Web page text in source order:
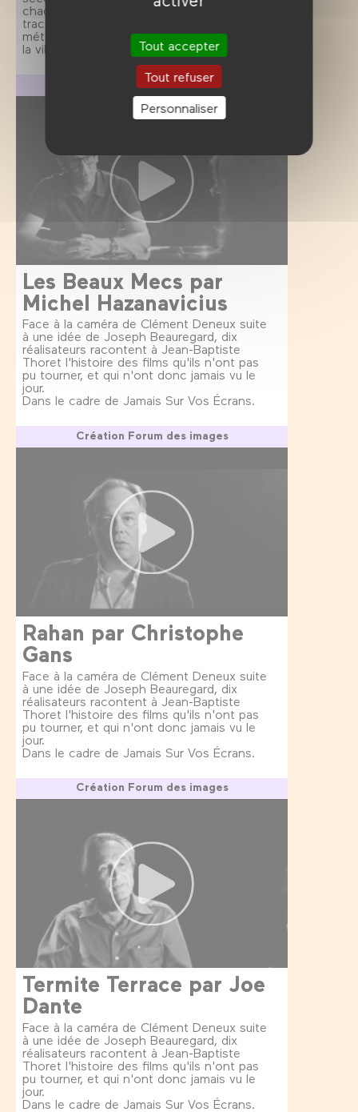
Tout accepter
Tout refuser
Personnaliser
chaque prise de vue: en partant sur les
traces des premiers cinéastes, Paris
métamorphoses présente un concentré de
la ville en moins d'une minute.
Création Forum des images
Les Beaux Mecs par
Michel Hazanavicius
Face à la caméra de Clément Deneux suite
à une idée de Joseph Beauregard, dix
réalisateurs racontent à Jean-Baptiste
Thoret l'histoire des films qu'ils n'ont pas
pu tourner, et qui n'ont donc jamais vu le
jour.
Dans le cadre de Jamais Sur Vos Écrans.
Création Forum des images
Rahan par Christophe
Gans
Face à la caméra de Clément Deneux suite
à une idée de Joseph Beauregard, dix
réalisateurs racontent à Jean-Baptiste
Thoret l'histoire des films qu'ils n'ont pas
pu tourner, et qui n'ont donc jamais vu le
jour.
Dans le cadre de Jamais Sur Vos Écrans.
Création Forum des images
Termite Terrace par Joe
Dante
Face à la caméra de Clément Deneux suite
à une idée de Joseph Beauregard, dix
réalisateurs racontent à Jean-Baptiste
Thoret l'histoire des films qu'ils n'ont pas
pu tourner, et qui n'ont donc jamais vu le
jour.
Dans le cadre de Jamais Sur Vos Écrans.